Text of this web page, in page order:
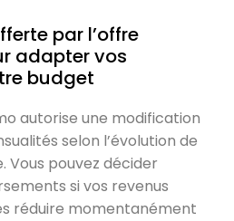
par l’offre
adapter vos
budget
autorise une modification
selon l’évolution de
Vous pouvez décider
si vos revenus
réduire momentanément